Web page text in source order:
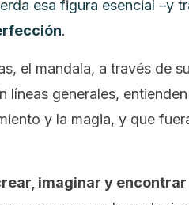
esa figura esencial –y
.
el mandala, a través de
líneas generales,
y la magia, y que
imaginar y encontrar